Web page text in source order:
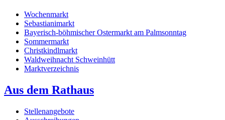
Wochenmarkt
Sebastianimarkt
Bayerisch-böhmischer Ostermarkt am Palmsonntag
Sommermarkt
Christkindlmarkt
Waldweihnacht Schweinhütt
Marktverzeichnis
Aus dem Rathaus
Stellenangebote